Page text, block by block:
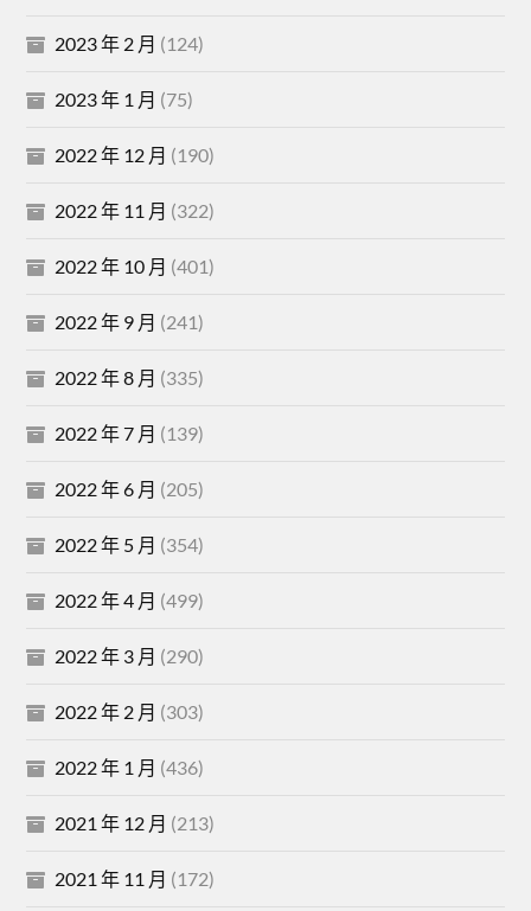
2023 年 2 月 (124)
2023 年 1 月 (75)
2022 年 12 月 (190)
2022 年 11 月 (322)
2022 年 10 月 (401)
2022 年 9 月 (241)
2022 年 8 月 (335)
2022 年 7 月 (139)
2022 年 6 月 (205)
2022 年 5 月 (354)
2022 年 4 月 (499)
2022 年 3 月 (290)
2022 年 2 月 (303)
2022 年 1 月 (436)
2021 年 12 月 (213)
2021 年 11 月 (172)